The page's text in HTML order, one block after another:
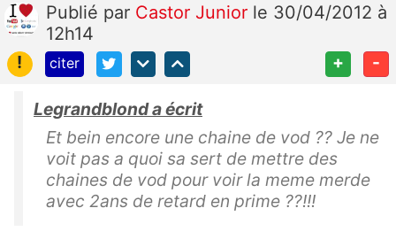
Publié par Castor Junior le 30/04/2012 à
12h14
!
citer + -
Legrandblond a écrit
Et bein encore une chaine de vod ?? Je ne
voit pas a quoi sa sert de mettre des
chaines de vod pour voir la meme merde
avec 2ans de retard en prime ??!!!